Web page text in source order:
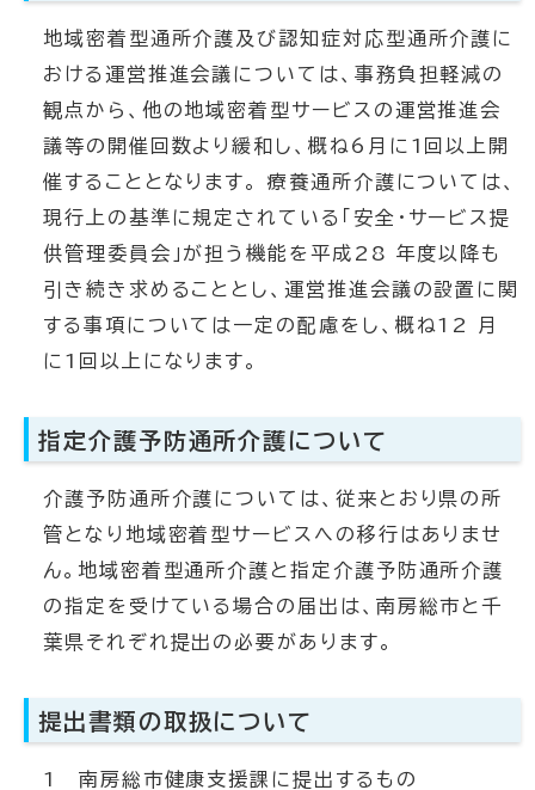
地域密着型通所介護及び認知症対応型通所介護に
おける運営推進会議については、事務負担軽減の
観点から、他の地域密着型サービスの運営推進会
議等の開催回数より緩和し、概ね6月に1回以上開
催することとなります。 療養通所介護については、
現行上の基準に規定されている「安全・サービス提
供管理委員会」が担う機能を平成28 年度以降も
引き続き求めることとし、運営推進会議の設置に関
する事項については一定の配慮をし、概ね12 月
に1回以上になります。
指定介護予防通所介護について
介護予防通所介護については、従来とおり県の所
管となり地域密着型サービスへの移行はありませ
ん。地域密着型通所介護と指定介護予防通所介護
の指定を受けている場合の届出は、南房総市と千
葉県それぞれ提出の必要があります。
提出書類の取扱について
1 南房総市健康支援課に提出するもの